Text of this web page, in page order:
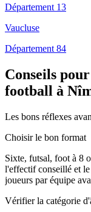
Département 13
Vaucluse
Département 84
Conseils
football à
Les bons réflexes
Choisir le bon format
Sixte, futsal, foot à 8
l'effectif conseillé et
joueurs par équipe
Vérifier la catégorie